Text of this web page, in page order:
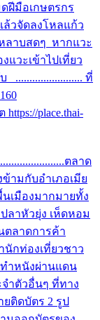
ฝีมือเกษตรกร
วจัดลงโหลแก้ว
ลาบสดๆ หากแวะ
แวะเข้าไปเที่ยว
ที่
https://place.thai-
.......................ตลาด
ามกับอำเภอเมีย
เมืองมากมายทั้ง
ลาหัวยุ่ง เห็ดหอม
ตลาดการค้า
กท่องเที่ยวชาว
ำหนังผ่านแดน
ำตัวอื่นๆ ที่ทาง
ติดบัตร 2 รูป